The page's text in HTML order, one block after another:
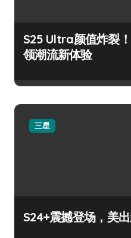
S25 Ultra颜值炸裂
领潮流新体验
三星
S24+震撼登场，美出